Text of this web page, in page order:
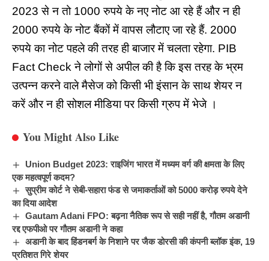
2023 से न तो 1000 रुपये के नए नोट आ रहे हैं और न ही
2000 रुपये के नोट बैंकों में वापस लौटाए जा रहे हैं. 2000
रुपये का नोट पहले की तरह ही बाजार में चलता रहेगा. PIB
Fact Check ने लोगों से अपील की है कि इस तरह के भ्रम
उत्पन्न करने वाले मैसेज को किसी भी इंसान के साथ शेयर न
करें और न ही सोशल मीडिया पर किसी ग्रुप में भेजे ।
You Might Also Like
Union Budget 2023: राइजिंग भारत में मध्यम वर्ग की क्षमता के लिए
एक महत्वपूर्ण कदम?
सुप्रीम कोर्ट ने सेबी-सहारा फंड से जमाकर्ताओं को 5000 करोड़ रुपये देने
का दिया आदेश
Gautam Adani FPO: बढ़ना नैतिक रूप से सही नहीं है, गौतम अडानी
रद्द एफपीओ पर गौतम अडानी ने कहा
अडानी के बाद हिंडनबर्ग के निशाने पर जैक डोरसी की कंपनी ब्लॉक इंक, 19
प्रतिशत गिरे शेयर